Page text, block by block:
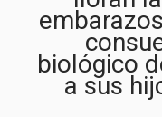
biológico
a sus